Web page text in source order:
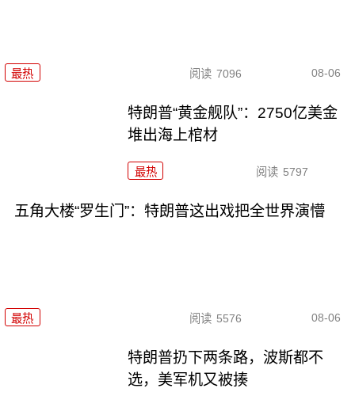
最热 阅读 7096 08-06
特朗普“黄金舰队”：2750亿美金
堆出海上棺材
最热 阅读 5797
五角大楼“罗生门”：特朗普这出戏把全世界演懵
最热 阅读 5576 08-06
特朗普扔下两条路，波斯都不
选，美军机又被揍